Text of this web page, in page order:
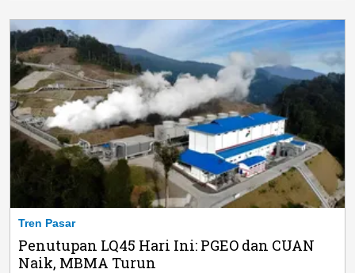
Tren Pasar
Penutupan LQ45 Hari Ini: PGEO dan CUAN
Naik, MBMA Turun